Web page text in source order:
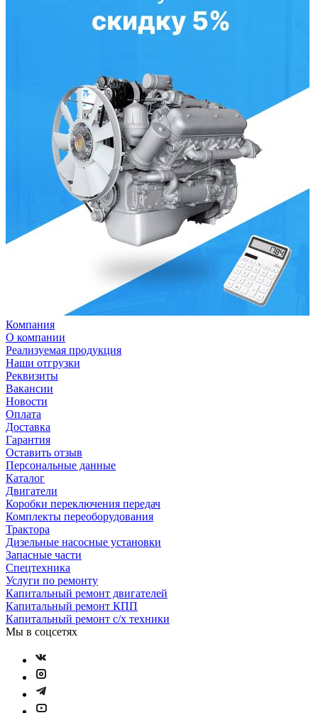
Компания
О компании
Реализуемая продукция
Наши отгрузки
Реквизиты
Вакансии
Новости
Оплата
Доставка
Гарантия
Оставить отзыв
Персональные данные
Каталог
Двигатели
Коробки переключения передач
Комплекты переоборудования
Трактора
Дизельные насосные установки
Запасные части
Спецтехника
Услуги по ремонту
Капитальный ремонт двигателей
Капитальный ремонт КПП
Капитальный ремонт с/х техники
Мы в соцсетях